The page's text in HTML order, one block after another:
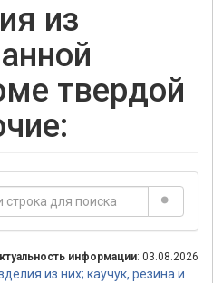
из
твердой
информации: 03.08.2026
из них; каучук, резина и